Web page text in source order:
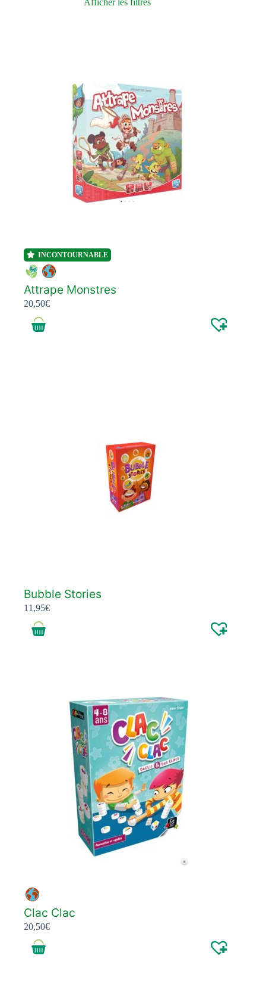
Afficher les filtres
INCONTOURNABLE
Attrape Monstres
20,50€
Bubble Stories
11,95€
Clac Clac
20,50€
Démarche environnementale